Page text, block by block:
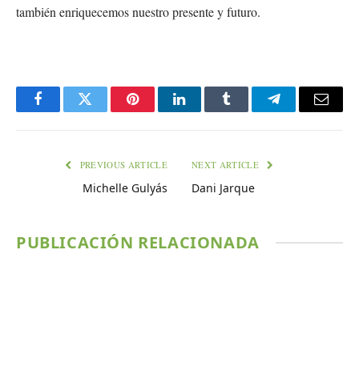
también enriquecemos nuestro presente y futuro.
FacebookTwitter PinterestLinkedInTumblr TelegramEmail
PREVIOUS ARTICLE
Michelle Gulyás
NEXT ARTICLE
Dani Jarque
PUBLICACIÓN RELACIONADA